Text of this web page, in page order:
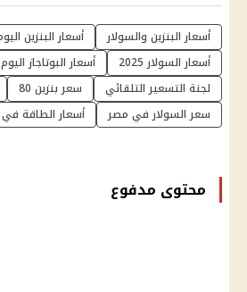
أسعار البنزين والسولار
أسعار البنزين
أسعار السولار 2025
أسعار البوتاجاز اليوم
لجنة التسعير التلقائي
سعر بنزين 80
سعر السولار في مصر
أسعار الطاقة
محتوى مدفوع